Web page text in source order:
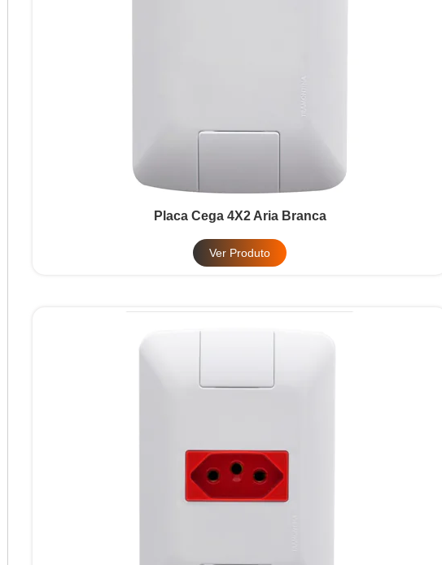
Placa Cega 4X2 Aria Branca
Ver Produto